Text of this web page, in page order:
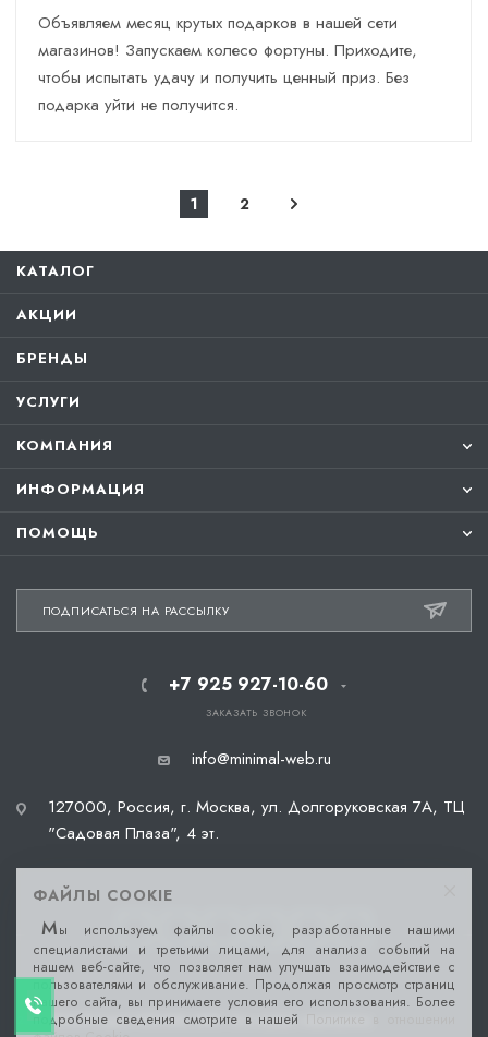
Объявляем месяц крутых подарков в нашей сети
магазинов! Запускаем колесо фортуны. Приходите,
чтобы испытать удачу и получить ценный приз. Без
подарка уйти не получится.
1 2
КАТАЛОГ
АКЦИИ
БРЕНДЫ
УСЛУГИ
КОМПАНИЯ
ИНФОРМАЦИЯ
ПОМОЩЬ
ПОДПИСАТЬСЯ НА РАССЫЛКУ
+7 925 927-10-60
ЗАКАЗАТЬ ЗВОНОК
info@minimal-web.ru
127000, Россия, г. Москва, ул. Долгоруковская 7А, ТЦ
"Садовая Плаза", 4 эт.
2026 © Веб-студия MINIMAL-WEB. Все права защищены.
ФАЙЛЫ COOKIE
Мы используем файлы cookie, разработанные нашими
специалистами и третьими лицами, для анализа событий на
нашем веб-сайте, что позволяет нам улучшать взаимодействие с
пользователями и обслуживание. Продолжая просмотр страниц
нашего сайта, вы принимаете условия его использования. Более
подробные сведения смотрите в нашей